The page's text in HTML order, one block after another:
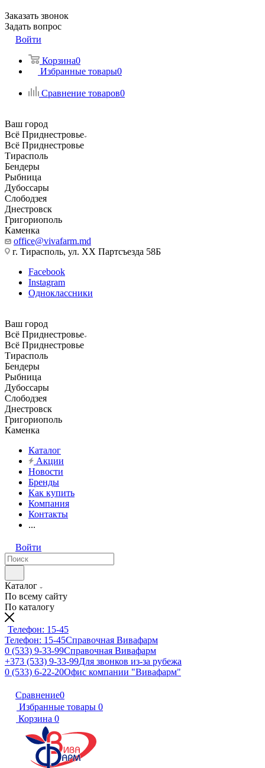
Заказать звонок
Задать вопрос
Войти
Корзина0
Избранные товары0
Сравнение товаров0
Ваш город
Всё Приднестровье
Всё Приднестровье
Тирасполь
Бендеры
Рыбница
Дубоссары
Слободзея
Днестровск
Григориополь
Каменка
office@vivafarm.md
г. Тирасполь, ул. ХХ Партсъезда 58Б
Facebook
Instagram
Одноклассники
Ваш город
Всё Приднестровье
Всё Приднестровье
Тирасполь
Бендеры
Рыбница
Дубоссары
Слободзея
Днестровск
Григориополь
Каменка
Каталог
Акции
Новости
Бренды
Как купить
Компания
Контакты
...
Войти
Каталог
По всему сайту
По каталогу
Телефон: 15-45
Телефон: 15-45Справочная Вивафарм
0 (533) 9-33-99Справочная Вивафарм
+373 (533) 9-33-99Для звонков из-за рубежа
0 (533) 6-22-20Офис компании "Вивафарм"
Сравнение0
Избранные товары 0
Корзина 0